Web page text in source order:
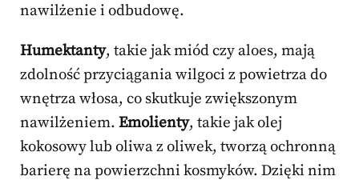
nawilżenie i odbudowę.
Humektanty, takie jak miód czy aloes, mają
zdolność przyciągania wilgoci z powietrza do
wnętrza włosa, co skutkuje zwiększonym
nawilżeniem. Emolienty, takie jak olej
kokosowy lub oliwa z oliwek, tworzą ochronną
barierę na powierzchni kosmyków. Dzięki nim